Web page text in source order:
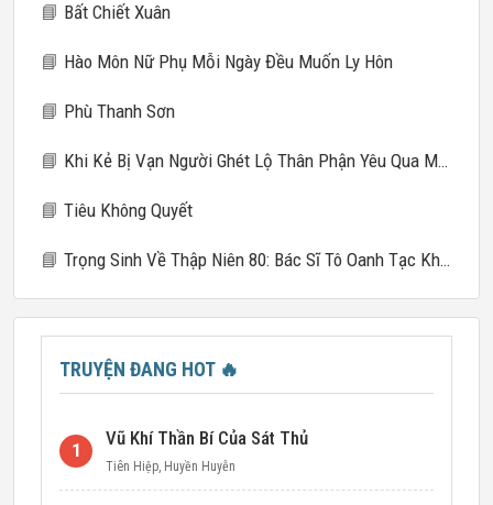
📘 Bất Chiết Xuân
📘 Hào Môn Nữ Phụ Mỗi Ngày Đều Muốn Ly Hôn
📘 Phù Thanh Sơn
📘 Khi Kẻ Bị Vạn Người Ghét Lộ Thân Phận Yêu Qua Mạng
📘 Tiêu Không Quyết
📘 Trọng Sinh Về Thập Niên 80: Bác Sĩ Tô Oanh Tạc Khắp Nơi
TRUYỆN ĐANG HOT 🔥
1
Vũ Khí Thần Bí Của Sát Thủ
Tiên Hiệp, Huyền Huyễn